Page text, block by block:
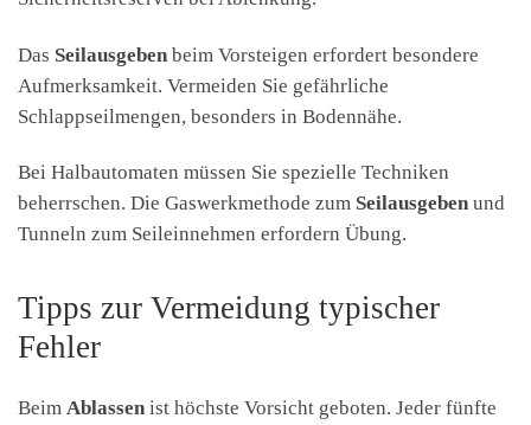
Das Seilausgeben beim Vorsteigen erfordert besondere
Aufmerksamkeit. Vermeiden Sie gefährliche
Schlappseilmengen, besonders in Bodennähe.
Bei Halbautomaten müssen Sie spezielle Techniken
beherrschen. Die Gaswerkmethode zum Seilausgeben und
Tunneln zum Seileinnehmen erfordern Übung.
Tipps zur Vermeidung typischer
Fehler
Beim Ablassen ist höchste Vorsicht geboten. Jeder fünfte